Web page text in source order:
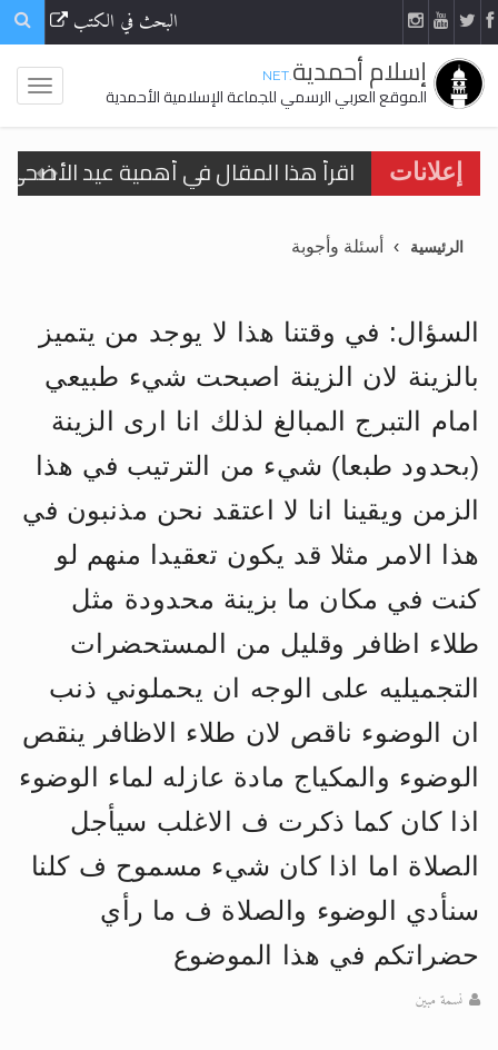
البحث في الكتب
إسلام أحمدية.NET
الموقع العربي الرسمي للجماعة الإسلامية الأحمدية
إعلانات
اقرأ هذا المقال في أهمية عيد
تعميم هامّ لأفراد الجماعة >> المزيد
تعميم هامّ لأفراد الجماعة >> المزيد
اقرأ هذا الكتاب وتعرّف على حقيقة
الحجّ.. دلالات، حِكم، وأهداف >> المزيد
اقرأ هذا المقال في أهمية عيد
الرئيسية أسئلة وأجوبة
السؤال: في وقتنا هذا لا يوجد من يتميز
بالزينة لان الزينة اصبحت شيء طبيعي
امام التبرج المبالغ لذلك انا ارى الزينة
(بحدود طبعا) شيء من الترتيب في هذا
الزمن ويقينا انا لا اعتقد نحن مذنبون في
هذا الامر مثلا قد يكون تعقيدا منهم لو
كنت في مكان ما بزينة محدودة مثل
طلاء اظافر وقليل من المستحضرات
التجميليه على الوجه ان يحملوني ذنب
ان الوضوء ناقص لان طلاء الاظافر ينقص
الوضوء والمكياج مادة عازله لماء الوضوء
اذا كان كما ذكرت ف الاغلب سيأجل
الصلاة اما اذا كان شيء مسموح ف كلنا
سنأدي الوضوء والصلاة ف ما رأي
حضراتكم في هذا الموضوع
نسمة مبين